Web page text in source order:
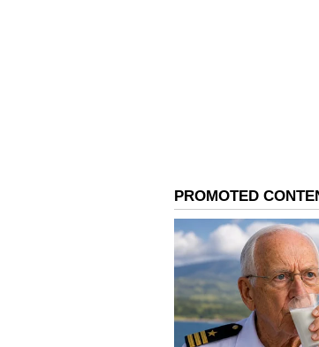
ఎంటర్‌టైన్‌మెంట్, స్పోర్ట్స్,
ఇక డేటా విషయానికి వస్తే..
ప్లాన్ వాలిడిటీని బట్టి
ఉంటుంది.